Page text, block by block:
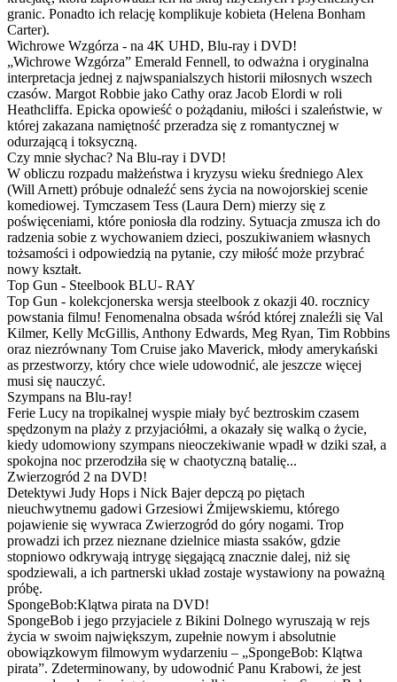
granic. Ponadto ich relację komplikuje kobieta (Helena Bonham
Carter).
Wichrowe Wzgórza - na 4K UHD, Blu-ray i DVD!
„Wichrowe Wzgórza” Emerald Fennell, to odważna i oryginalna
interpretacja jednej z najwspanialszych historii miłosnych wszech
czasów. Margot Robbie jako Cathy oraz Jacob Elordi w roli
Heathcliffa. Epicka opowieść o pożądaniu, miłości i szaleństwie, w
której zakazana namiętność przeradza się z romantycznej w
odurzającą i toksyczną.
Czy mnie słychac? Na Blu-ray i DVD!
W obliczu rozpadu małżeństwa i kryzysu wieku średniego Alex
(Will Arnett) próbuje odnaleźć sens życia na nowojorskiej scenie
komediowej. Tymczasem Tess (Laura Dern) mierzy się z
poświęceniami, które poniosła dla rodziny. Sytuacja zmusza ich do
radzenia sobie z wychowaniem dzieci, poszukiwaniem własnych
tożsamości i odpowiedzią na pytanie, czy miłość może przybrać
nowy kształt.
Top Gun - Steelbook BLU- RAY
Top Gun - kolekcjonerska wersja steelbook z okazji 40. rocznicy
powstania filmu! Fenomenalna obsada wśród której znaleźli się Val
Kilmer, Kelly McGillis, Anthony Edwards, Meg Ryan, Tim Robbins
oraz niezrównany Tom Cruise jako Maverick, młody amerykański
as przestworzy, który chce wiele udowodnić, ale jeszcze więcej
musi się nauczyć.
Szympans na Blu-ray!
Ferie Lucy na tropikalnej wyspie miały być beztroskim czasem
spędzonym na plaży z przyjaciółmi, a okazały się walką o życie,
kiedy udomowiony szympans nieoczekiwanie wpadł w dziki szał, a
spokojna noc przerodziła się w chaotyczną batalię...
Zwierzogród 2 na DVD!
Detektywi Judy Hops i Nick Bajer depczą po piętach
nieuchwytnemu gadowi Grzesiowi Żmijewskiemu, którego
pojawienie się wywraca Zwierzogród do góry nogami. Trop
prowadzi ich przez nieznane dzielnice miasta ssaków, gdzie
stopniowo odkrywają intrygę sięgającą znacznie dalej, niż się
spodziewali, a ich partnerski układ zostaje wystawiony na poważną
próbę.
SpongeBob:Klątwa pirata na DVD!
SpongeBob i jego przyjaciele z Bikini Dolnego wyruszają w rejs
życia w swoim największym, zupełnie nowym i absolutnie
obowiązkowym filmowym wydarzeniu – „SpongeBob: Klątwa
pirata”. Zdeterminowany, by udowodnić Panu Krabowi, że jest